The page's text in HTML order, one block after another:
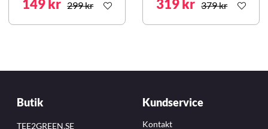
149 kr 299 kr 319 kr 379 kr
Butik
TEE2GREEN.SE
Kundservice
Kontakt